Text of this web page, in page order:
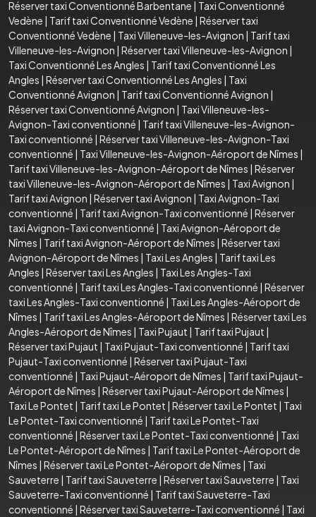
Réserver taxi Conventionné Barbentane | Taxi Conventionné
Vedène | Tarif taxi Conventionné Vedène | Réserver taxi
Conventionné Vedène | Taxi Villeneuve-les-Avignon | Tarif taxi
Villeneuve-les-Avignon | Réserver taxi Villeneuve-les-Avignon |
Taxi Conventionné Les Angles | Tarif taxi Conventionné Les
Angles | Réserver taxi Conventionné Les Angles | Taxi
Conventionné Avignon | Tarif taxi Conventionné Avignon |
Réserver taxi Conventionné Avignon | Taxi Villeneuve-les-
Avignon-Taxi conventionné | Tarif taxi Villeneuve-les-Avignon-
Taxi conventionné | Réserver taxi Villeneuve-les-Avignon-Taxi
conventionné | Taxi Villeneuve-les-Avignon-Aéroport de Nîmes |
Tarif taxi Villeneuve-les-Avignon-Aéroport de Nîmes | Réserver
taxi Villeneuve-les-Avignon-Aéroport de Nîmes | Taxi Avignon |
Tarif taxi Avignon | Réserver taxi Avignon | Taxi Avignon-Taxi
conventionné | Tarif taxi Avignon-Taxi conventionné | Réserver
taxi Avignon-Taxi conventionné | Taxi Avignon-Aéroport de
Nîmes | Tarif taxi Avignon-Aéroport de Nîmes | Réserver taxi
Avignon-Aéroport de Nîmes | Taxi Les Angles | Tarif taxi Les
Angles | Réserver taxi Les Angles | Taxi Les Angles-Taxi
conventionné | Tarif taxi Les Angles-Taxi conventionné | Réserver
taxi Les Angles-Taxi conventionné | Taxi Les Angles-Aéroport de
Nîmes | Tarif taxi Les Angles-Aéroport de Nîmes | Réserver taxi Les
Angles-Aéroport de Nîmes | Taxi Pujaut | Tarif taxi Pujaut |
Réserver taxi Pujaut | Taxi Pujaut-Taxi conventionné | Tarif taxi
Pujaut-Taxi conventionné | Réserver taxi Pujaut-Taxi
conventionné | Taxi Pujaut-Aéroport de Nîmes | Tarif taxi Pujaut-
Aéroport de Nîmes | Réserver taxi Pujaut-Aéroport de Nîmes |
Taxi Le Pontet | Tarif taxi Le Pontet | Réserver taxi Le Pontet | Taxi
Le Pontet-Taxi conventionné | Tarif taxi Le Pontet-Taxi
conventionné | Réserver taxi Le Pontet-Taxi conventionné | Taxi
Le Pontet-Aéroport de Nîmes | Tarif taxi Le Pontet-Aéroport de
Nîmes | Réserver taxi Le Pontet-Aéroport de Nîmes | Taxi
Sauveterre | Tarif taxi Sauveterre | Réserver taxi Sauveterre | Taxi
Sauveterre-Taxi conventionné | Tarif taxi Sauveterre-Taxi
conventionné | Réserver taxi Sauveterre-Taxi conventionné | Taxi